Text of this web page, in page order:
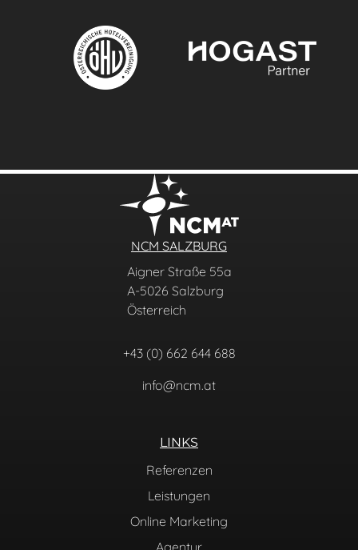
NCM SALZBURG
Aigner Straße 55a
A-5026 Salzburg
Österreich
+43 (0) 662 644 688
info@ncm.at
LINKS
Referenzen
Leistungen
Online Marketing
Agentur